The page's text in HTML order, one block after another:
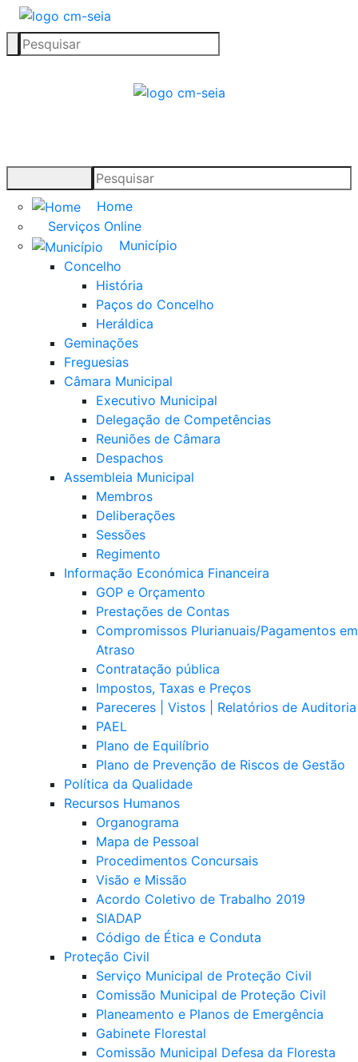
Home
Serviços Online
Município
Concelho
História
Paços do Concelho
Heráldica
Geminações
Freguesias
Câmara Municipal
Executivo Municipal
Delegação de Competências
Reuniões de Câmara
Despachos
Assembleia Municipal
Membros
Deliberações
Sessões
Regimento
Informação Económica Financeira
GOP e Orçamento
Prestações de Contas
Compromissos Plurianuais/Pagamentos em
Atraso
Contratação pública
Impostos, Taxas e Preços
Pareceres | Vistos | Relatórios de Auditoria
PAEL
Plano de Equilíbrio
Plano de Prevenção de Riscos de Gestão
Política da Qualidade
Recursos Humanos
Organograma
Mapa de Pessoal
Procedimentos Concursais
Visão e Missão
Acordo Coletivo de Trabalho 2019
SIADAP
Código de Ética e Conduta
Proteção Civil
Serviço Municipal de Proteção Civil
Comissão Municipal de Proteção Civil
Planeamento e Planos de Emergência
Gabinete Florestal
Comissão Municipal Defesa da Floresta